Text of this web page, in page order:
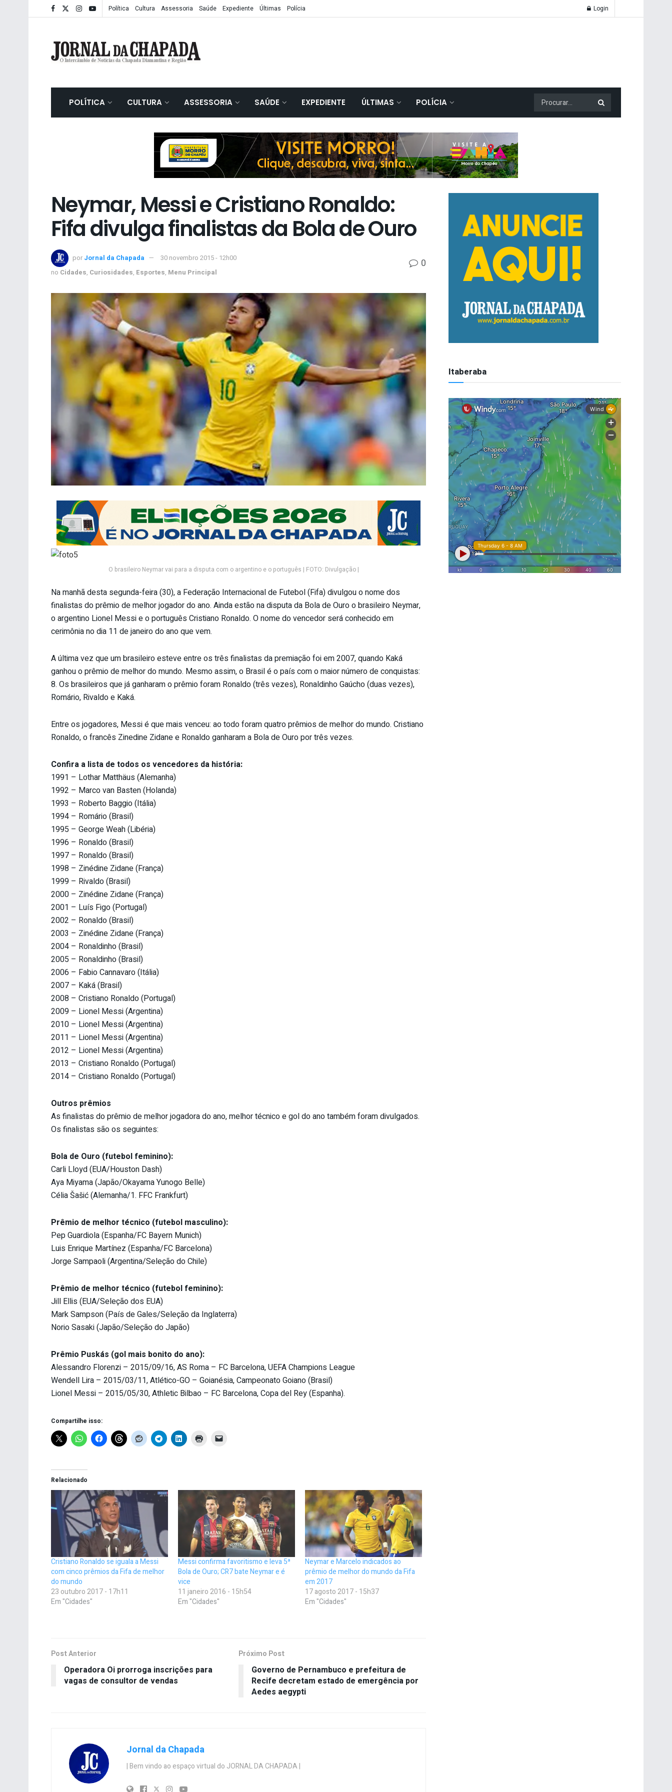
Política Cultura Assessoria Saúde Expediente Últimas Polícia Login
POLÍTICA CULTURA ASSESSORIA SAÚDE EXPEDIENTE ÚLTIMAS POLÍCIA
Neymar, Messi e Cristiano Ronaldo:
Fifa divulga finalistas da Bola de Ouro
por Jornal da Chapada
30 novembro 2015 - 12h00
no Cidades, Curiosidades, Esportes, Menu Principal
0
O brasileiro Neymar vai para a disputa com o argentino e o português | FOTO: Divulgação |
Na manhã desta segunda-feira (30), a Federação Internacional de Futebol (Fifa) divulgou o nome dos
finalistas do prêmio de melhor jogador do ano. Ainda estão na disputa da Bola de Ouro o brasileiro Neymar,
o argentino Lionel Messi e o português Cristiano Ronaldo. O nome do vencedor será conhecido em
cerimônia no dia 11 de janeiro do ano que vem.
A última vez que um brasileiro esteve entre os três finalistas da premiação foi em 2007, quando Kaká
ganhou o prêmio de melhor do mundo. Mesmo assim, o Brasil é o país com o maior número de conquistas:
8. Os brasileiros que já ganharam o prêmio foram Ronaldo (três vezes), Ronaldinho Gaúcho (duas vezes),
Romário, Rivaldo e Kaká.
Entre os jogadores, Messi é que mais venceu: ao todo foram quatro prêmios de melhor do mundo. Cristiano
Ronaldo, o francês Zinedine Zidane e Ronaldo ganharam a Bola de Ouro por três vezes.
Confira a lista de todos os vencedores da história:
1991 – Lothar Matthäus (Alemanha)
1992 – Marco van Basten (Holanda)
1993 – Roberto Baggio (Itália)
1994 – Romário (Brasil)
1995 – George Weah (Libéria)
1996 – Ronaldo (Brasil)
1997 – Ronaldo (Brasil)
1998 – Zinédine Zidane (França)
1999 – Rivaldo (Brasil)
2000 – Zinédine Zidane (França)
2001 – Luís Figo (Portugal)
2002 – Ronaldo (Brasil)
2003 – Zinédine Zidane (França)
2004 – Ronaldinho (Brasil)
2005 – Ronaldinho (Brasil)
2006 – Fabio Cannavaro (Itália)
2007 – Kaká (Brasil)
2008 – Cristiano Ronaldo (Portugal)
2009 – Lionel Messi (Argentina)
2010 – Lionel Messi (Argentina)
2011 – Lionel Messi (Argentina)
2012 – Lionel Messi (Argentina)
2013 – Cristiano Ronaldo (Portugal)
2014 – Cristiano Ronaldo (Portugal)
Outros prêmios
As finalistas do prêmio de melhor jogadora do ano, melhor técnico e gol do ano também foram divulgados.
Os finalistas são os seguintes:
Bola de Ouro (futebol feminino):
Carli Lloyd (EUA/Houston Dash)
Aya Miyama (Japão/Okayama Yunogo Belle)
Célia Šašić (Alemanha/1. FFC Frankfurt)
Prêmio de melhor técnico (futebol masculino):
Pep Guardiola (Espanha/FC Bayern Munich)
Luis Enrique Martínez (Espanha/FC Barcelona)
Jorge Sampaoli (Argentina/Seleção do Chile)
Prêmio de melhor técnico (futebol feminino):
Jill Ellis (EUA/Seleção dos EUA)
Mark Sampson (País de Gales/Seleção da Inglaterra)
Norio Sasaki (Japão/Seleção do Japão)
Prêmio Puskás (gol mais bonito do ano):
Alessandro Florenzi – 2015/09/16, AS Roma – FC Barcelona, UEFA Champions League
Wendell Lira – 2015/03/11, Atlético-GO – Goianésia, Campeonato Goiano (Brasil)
Lionel Messi – 2015/05/30, Athletic Bilbao – FC Barcelona, Copa del Rey (Espanha).
Compartilhe isso:
Relacionado
Cristiano Ronaldo se iguala a Messi
com cinco prêmios da Fifa de melhor
do mundo
23 outubro 2017 - 17h11
Em "Cidades"
Messi confirma favoritismo e leva 5ª
Bola de Ouro; CR7 bate Neymar e é
vice
11 janeiro 2016 - 15h54
Em "Cidades"
Neymar e Marcelo indicados ao
prêmio de melhor do mundo da Fifa
em 2017
17 agosto 2017 - 15h37
Em "Cidades"
Post Anterior
Operadora Oi prorroga inscrições para
vagas de consultor de vendas
Próximo Post
Governo de Pernambuco e prefeitura de
Recife decretam estado de emergência por
Aedes aegypti
Jornal da Chapada
| Bem vindo ao espaço virtual do JORNAL DA CHAPADA |
Itaberaba